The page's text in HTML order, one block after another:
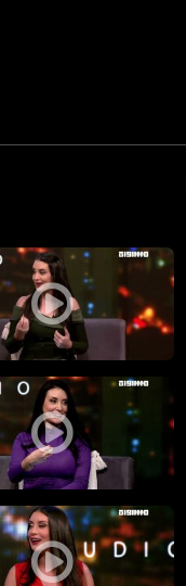
ستوديو البلد: الاستقلال
ستوديو البلد: الألفة
!ستوديو البلد: ثقافة